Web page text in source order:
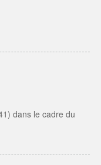
dans le cadre du